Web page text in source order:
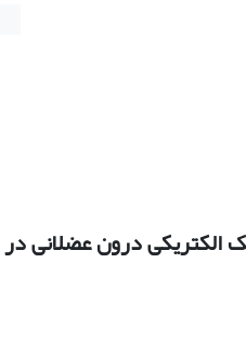
الکتریکی درون عضلانی در